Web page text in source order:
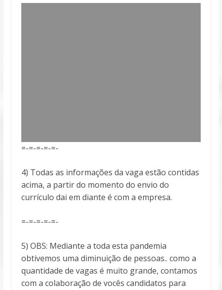
=-=-=-=-=-
4) Todas as informações da vaga estão contidas
acima, a partir do momento do envio do
currículo dai em diante é com a empresa.
=-=-=-=-=-
5) OBS: Mediante a toda esta pandemia
obtivemos uma diminuição de pessoas.. como a
quantidade de vagas é muito grande, contamos
com a colaboração de vocês candidatos para